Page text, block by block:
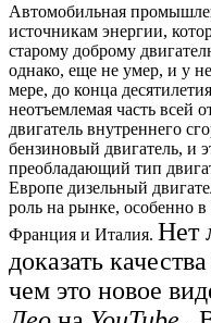
Автомобильная
источникам энергии,
старому доброму
однако, еще не умер, и у
мере, до конца
неотъемлемая часть всей
двигатель внутреннего
бензиновый двигатель, и
преобладающий тип
Европе дизельный
роль на рынке, особенно в
Франция и Италия. Нет
доказать
чем это новое